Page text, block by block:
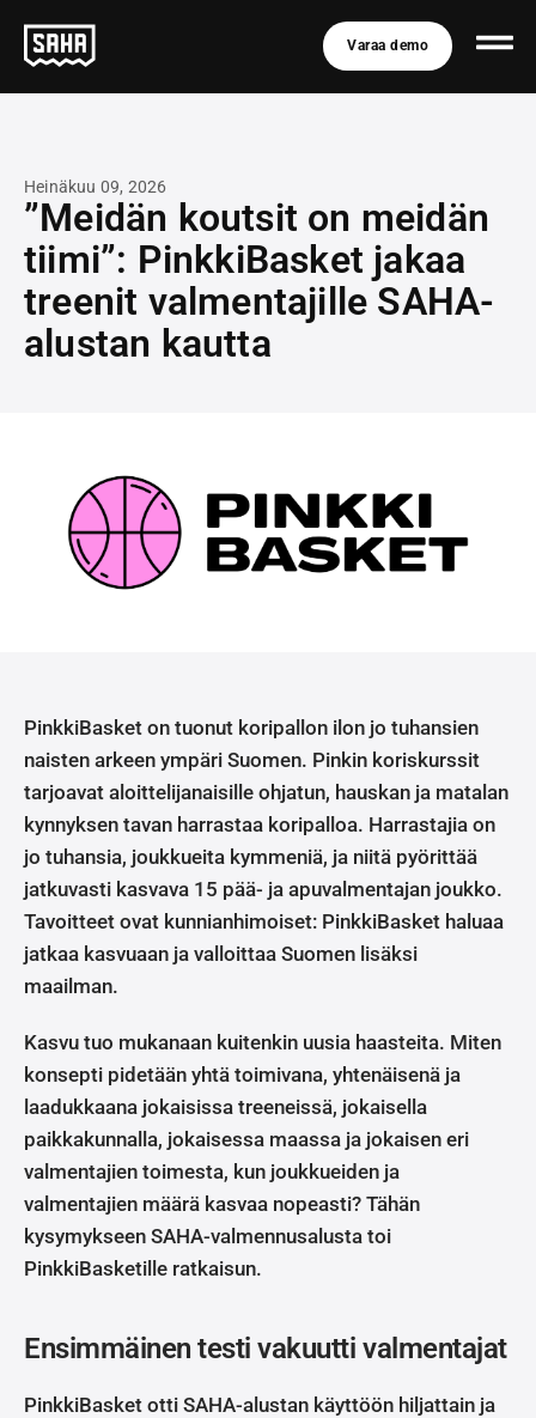
Varaa demo
Heinäkuu 09, 2026
”Meidän koutsit on meidän
tiimi”: PinkkiBasket jakaa
treenit valmentajille SAHA-
alustan kautta
PinkkiBasket on tuonut koripallon ilon jo tuhansien
naisten arkeen ympäri Suomen. Pinkin koriskurssit
tarjoavat aloittelijanaisille ohjatun, hauskan ja matalan
kynnyksen tavan harrastaa koripalloa. Harrastajia on
jo tuhansia, joukkueita kymmeniä, ja niitä pyörittää
jatkuvasti kasvava 15 pää- ja apuvalmentajan joukko.
Tavoitteet ovat kunnianhimoiset: PinkkiBasket haluaa
jatkaa kasvuaan ja valloittaa Suomen lisäksi
maailman.
Kasvu tuo mukanaan kuitenkin uusia haasteita. Miten
konsepti pidetään yhtä toimivana, yhtenäisenä ja
laadukkaana jokaisissa treeneissä, jokaisella
paikkakunnalla, jokaisessa maassa ja jokaisen eri
valmentajien toimesta, kun joukkueiden ja
valmentajien määrä kasvaa nopeasti? Tähän
kysymykseen SAHA-valmennusalusta toi
PinkkiBasketille ratkaisun.
Ensimmäinen testi vakuutti valmentajat
PinkkiBasket otti SAHA-alustan käyttöön hiljattain ja